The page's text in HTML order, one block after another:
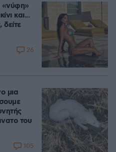
«νύφη»
και...
26
μια
του
105